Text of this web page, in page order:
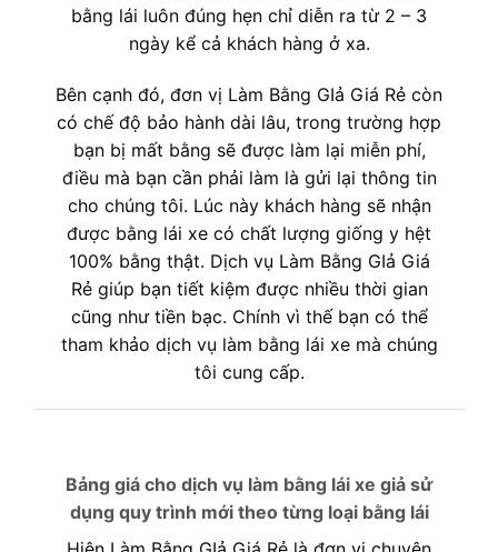
bằng lái luôn đúng hẹn chỉ diễn ra từ 2 – 3
ngày kể cả khách hàng ở xa.
Bên cạnh đó, đơn vị Làm Bằng GIả Giá Rẻ còn
có chế độ bảo hành dài lâu, trong trường hợp
bạn bị mất bằng sẽ được làm lại miễn phí,
điều mà bạn cần phải làm là gửi lại thông tin
cho chúng tôi. Lúc này khách hàng sẽ nhận
được bằng lái xe có chất lượng giống y hệt
100% bằng thật. Dịch vụ Làm Bằng GIả Giá
Rẻ giúp bạn tiết kiệm được nhiều thời gian
cũng như tiền bạc. Chính vì thế bạn có thể
tham khảo dịch vụ làm bằng lái xe mà chúng
tôi cung cấp.
Bảng giá cho dịch vụ làm bằng lái xe giả sử
dụng quy trình mới theo từng loại bằng lái